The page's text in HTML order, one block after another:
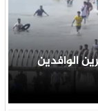
الوافدين